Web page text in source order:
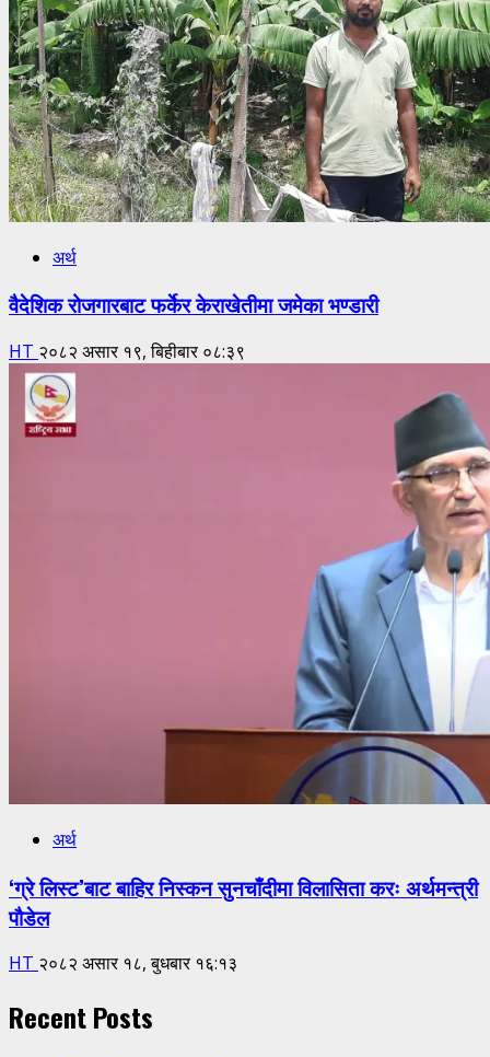
अर्थ
वैदेशिक रोजगारबाट फर्केर केराखेतीमा जमेका भण्डारी
HT २०८२ असार १९, बिहीबार ०८:३९
अर्थ
‘ग्रे लिस्ट’बाट बाहिर निस्कन सुनचाँदीमा विलासिता करः अर्थमन्त्री
पौडेल
HT २०८२ असार १८, बुधबार १६:१३
Recent Posts